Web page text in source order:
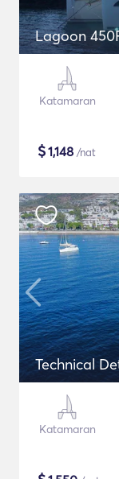
Lagoon
Katamaran
$1,148 /nat
Technical
Katamaran